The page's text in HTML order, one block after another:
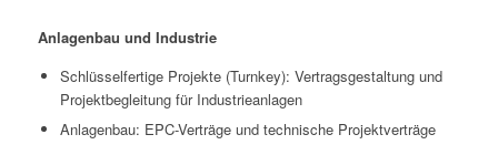
Anlagenbau und Industrie
Schlüsselfertige Projekte (Turnkey): Vertragsgestaltung und
Projektbegleitung für Industrieanlagen
Anlagenbau: EPC-Verträge und technische Projektverträge